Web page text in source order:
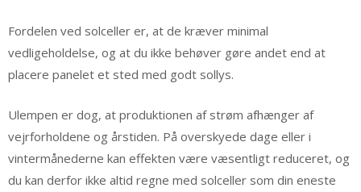
Fordelen ved solceller er, at de kræver minimal
vedligeholdelse, og at du ikke behøver gøre andet end at
placere panelet et sted med godt sollys.
Ulempen er dog, at produktionen af strøm afhænger af
vejrforholdene og årstiden. På overskyede dage eller i
vintermånederne kan effekten være væsentligt reduceret, og
du kan derfor ikke altid regne med solceller som din eneste